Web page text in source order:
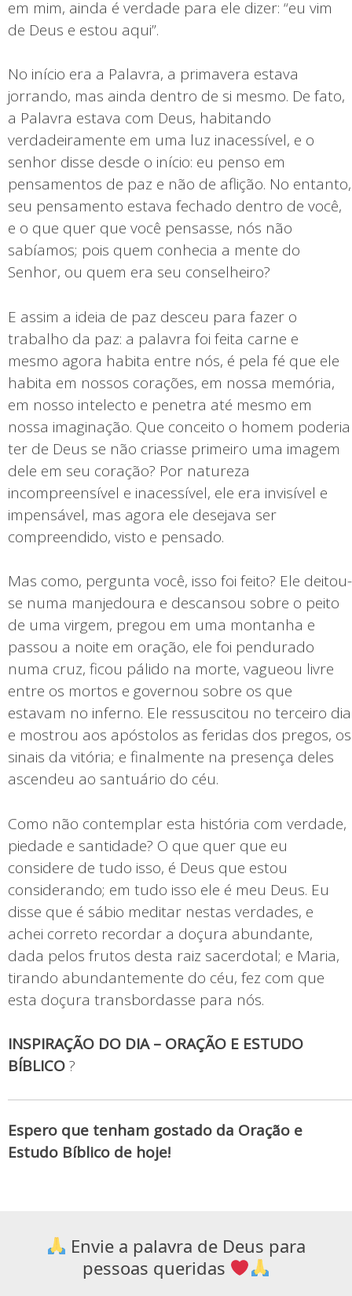
em mim, ainda é verdade para ele dizer: “eu vim
de Deus e estou aqui”.
No início era a Palavra, a primavera estava
jorrando, mas ainda dentro de si mesmo. De fato,
a Palavra estava com Deus, habitando
verdadeiramente em uma luz inacessível, e o
senhor disse desde o início: eu penso em
pensamentos de paz e não de aflição. No entanto,
seu pensamento estava fechado dentro de você,
e o que quer que você pensasse, nós não
sabíamos; pois quem conhecia a mente do
Senhor, ou quem era seu conselheiro?
E assim a ideia de paz desceu para fazer o
trabalho da paz: a palavra foi feita carne e
mesmo agora habita entre nós, é pela fé que ele
habita em nossos corações, em nossa memória,
em nosso intelecto e penetra até mesmo em
nossa imaginação. Que conceito o homem poderia
ter de Deus se não criasse primeiro uma imagem
dele em seu coração? Por natureza
incompreensível e inacessível, ele era invisível e
impensável, mas agora ele desejava ser
compreendido, visto e pensado.
Mas como, pergunta você, isso foi feito? Ele deitou-
se numa manjedoura e descansou sobre o peito
de uma virgem, pregou em uma montanha e
passou a noite em oração, ele foi pendurado
numa cruz, ficou pálido na morte, vagueou livre
entre os mortos e governou sobre os que
estavam no inferno. Ele ressuscitou no terceiro dia
e mostrou aos apóstolos as feridas dos pregos, os
sinais da vitória; e finalmente na presença deles
ascendeu ao santuário do céu.
Como não contemplar esta história com verdade,
piedade e santidade? O que quer que eu
considere de tudo isso, é Deus que estou
considerando; em tudo isso ele é meu Deus. Eu
disse que é sábio meditar nestas verdades, e
achei correto recordar a doçura abundante,
dada pelos frutos desta raiz sacerdotal; e Maria,
tirando abundantemente do céu, fez com que
esta doçura transbordasse para nós.
INSPIRAÇÃO DO DIA – ORAÇÃO E ESTUDO
BÍBLICO?
Espero que tenham gostado da Oração e
Estudo Bíblico de hoje!
Envie a palavra de Deus para
pessoas queridas